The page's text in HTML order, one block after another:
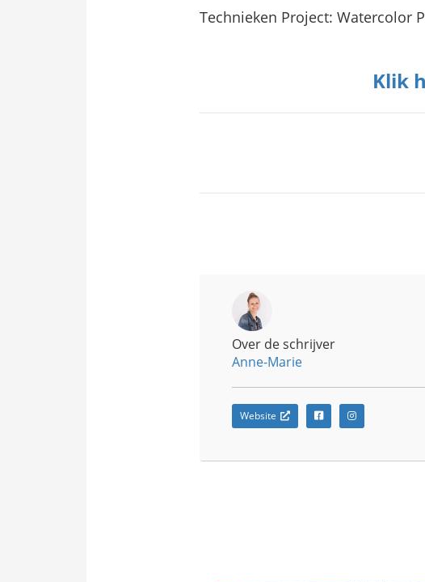
Technieken Project: Watercolor
Klik
Over de schrijver
Anne-Marie
Website